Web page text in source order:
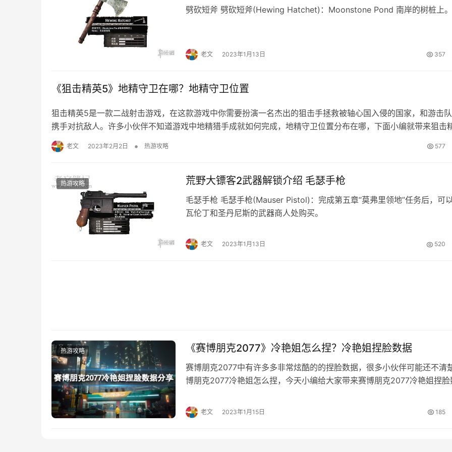
劈砍短斧 劈砍短斧(Hewing Hatchet)：Moonstone Pond 南岸的树桩上。
老文 2023年1月13日 357
《狙击精英5》地精守卫在哪？地精守卫位置
狙击精英5是一款二战射击游戏，在这款游戏中你需要扮演一名杰出的狙击手拯救被轴心国入侵的国家，和游击
携手对抗敌人。许多小伙伴不知道游戏中地精猎手成就如何完成，地精守卫位置分布在哪，下面小编就带来狙击
5地精守卫位置介绍，一起来看看吧。 地精守卫位置介绍 第一处 第二处 第三处 第四处 第
处 第六处 第七处 第八处 第…
老文 2023年2月2日 • 热游攻略 577
热游攻略 荒野大镖客2武器解锁介绍 毛瑟手枪
毛瑟手枪 毛瑟手枪(Mauser Pistol)：完成第五章“莫弗里领地”任务后，可
瓦伦丁和圣丹尼斯的武器商人处购买。
老文 2023年1月13日 520
热游攻略 《赛博朋克2077》冷艳姐怎么捏？冷艳姐捏脸数据
赛博朋克2077中有许多多非常炫酷的的捏脸数据，很多小伙伴可能还不清
博朋克2077冷艳姐怎么捏，今天小编给大家带来赛博朋克2077冷艳姐捏脸
捏脸数据： 效果图： 捏脸数据： 皮肤04 发型29 眼睛11 眉毛01 鼻子05 嘴
06 下巴03 耳朵12 义体04 牙齿00 眼妆04…
老文 2023年1月15日 185